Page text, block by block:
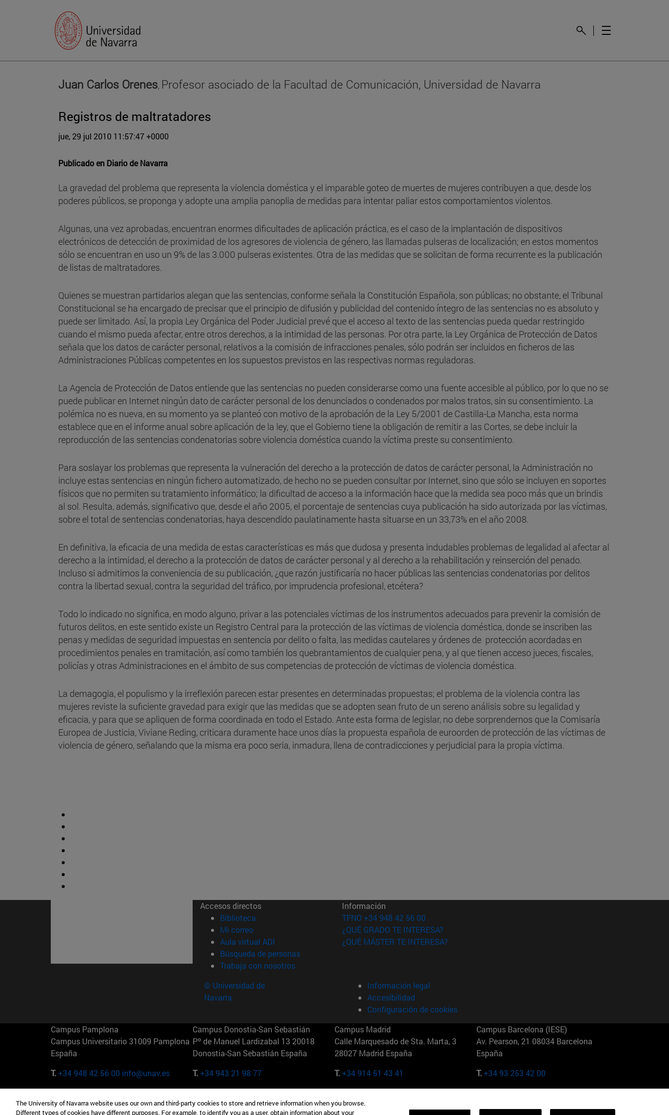
Juan Carlos Orenes, Profesor asociado de la Facultad de Comunicación, Universidad de Navarra
Registros de maltratadores
jue, 29 jul 2010 11:57:47 +0000
Publicado en Diario de Navarra
La gravedad del problema que representa la violencia doméstica y el imparable goteo de muertes de mujeres contribuyen a que, desde los
poderes públicos, se proponga y adopte una amplia panoplia de medidas para intentar paliar estos comportamientos violentos.
Algunas, una vez aprobadas, encuentran enormes dificultades de aplicación práctica, es el caso de la implantación de dispositivos
electrónicos de detección de proximidad de los agresores de violencia de género, las llamadas pulseras de localización; en estos momentos
sólo se encuentran en uso un 9% de las 3.000 pulseras existentes. Otra de las medidas que se solicitan de forma recurrente es la publicación
de listas de maltratadores.
Quienes se muestran partidarios alegan que las sentencias, conforme señala la Constitución Española, son públicas; no obstante, el Tribunal
Constitucional se ha encargado de precisar que el principio de difusión y publicidad del contenido íntegro de las sentencias no es absoluto y
puede ser limitado. Así, la propia Ley Orgánica del Poder Judicial prevé que el acceso al texto de las sentencias pueda quedar restringido
cuando el mismo pueda afectar, entre otros derechos, a la intimidad de las personas. Por otra parte, la Ley Orgánica de Protección de Datos
señala que los datos de carácter personal, relativos a la comisión de infracciones penales, sólo podrán ser incluidos en ficheros de las
Administraciones Públicas competentes en los supuestos previstos en las respectivas normas reguladoras.
La Agencia de Protección de Datos entiende que las sentencias no pueden considerarse como una fuente accesible al público, por lo que no se
puede publicar en Internet ningún dato de carácter personal de los denunciados o condenados por malos tratos, sin su consentimiento. La
polémica no es nueva, en su momento ya se planteó con motivo de la aprobación de la Ley 5/2001 de Castilla-La Mancha, esta norma
establece que en el informe anual sobre aplicación de la ley, que el Gobierno tiene la obligación de remitir a las Cortes, se debe incluir la
reproducción de las sentencias condenatorias sobre violencia doméstica cuando la víctima preste su consentimiento.
Para soslayar los problemas que representa la vulneración del derecho a la protección de datos de carácter personal, la Administración no
incluye estas sentencias en ningún fichero automatizado, de hecho no se pueden consultar por Internet, sino que sólo se incluyen en soportes
físicos que no permiten su tratamiento informático; la dificultad de acceso a la información hace que la medida sea poco más que un brindis
al sol. Resulta, además, significativo que, desde el año 2005, el porcentaje de sentencias cuya publicación ha sido autorizada por las víctimas,
sobre el total de sentencias condenatorias, haya descendido paulatinamente hasta situarse en un 33,73% en el año 2008.
En definitiva, la eficacia de una medida de estas características es más que dudosa y presenta indudables problemas de legalidad al afectar al
derecho a la intimidad, el derecho a la protección de datos de carácter personal y al derecho a la rehabilitación y reinserción del penado.
Incluso si admitimos la conveniencia de su publicación, ¿que razón justificaría no hacer públicas las sentencias condenatorias por delitos
contra la libertad sexual, contra la seguridad del tráfico, por imprudencia profesional, etcétera?
Todo lo indicado no significa, en modo alguno, privar a las potenciales víctimas de los instrumentos adecuados para prevenir la comisión de
futuros delitos, en este sentido existe un Registro Central para la protección de las víctimas de violencia doméstica, donde se inscriben las
penas y medidas de seguridad impuestas en sentencia por delito o falta, las medidas cautelares y órdenes de protección acordadas en
procedimientos penales en tramitación, así como también los quebrantamientos de cualquier pena, y al que tienen acceso jueces, fiscales,
policías y otras Administraciones en el ámbito de sus competencias de protección de víctimas de violencia doméstica.
La demagogia, el populismo y la irreflexión parecen estar presentes en determinadas propuestas; el problema de la violencia contra las
mujeres reviste la suficiente gravedad para exigir que las medidas que se adopten sean fruto de un sereno análisis sobre su legalidad y
eficacia, y para que se apliquen de forma coordinada en todo el Estado. Ante esta forma de legislar, no debe sorprendernos que la Comisaría
Europea de Justicia, Viviane Reding, criticara duramente hace unos días la propuesta española de euroorden de protección de las víctimas de
violencia de género, señalando que la misma era poco seria, inmadura, llena de contradicciones y perjudicial para la propia víctima.
Accesos directos
Biblioteca (abre en nueva ventana)
Mi correo(abre en nueva ventana)
Aula virtual ADI (abre en nueva ventana)
Búsqueda de personas(abre en nueva ventana)
Trabaja con nosotros(abre en nueva ventana)
Información
TFNO +34 948 42 56 00
¿QUÉ GRADO TE INTERESA?
¿QUÉ MÁSTER TE INTERESA?
© Universidad de
Navarra
Información legal
Accesibilidad
Configuración de cookies
Campus Pamplona
Campus Universitario 31009 Pamplona
España
T.+34 948 42 56 00 info@unav.es
Campus Donostia-San Sebastián
Pº de Manuel Lardizabal 13 20018
Donostia-San Sebastián España
T.+34 943 21 98 77
Campus Madrid
Calle Marquesado de Sta. Marta, 3
28027 Madrid España
T.+34 914 51 43 41
Campus Barcelona (IESE)
Av. Pearson, 21 08034 Barcelona
España
T.+34 93 253 42 00
Camino del Cerro Águila 3 28023
165 W 57th St 10019-2201 Nueva York Maria-Theresia-Straße 15 81675
The University of Navarra website uses our own and third-party cookies to store and retrieve information when you browse.
Different types of cookies have different purposes. For example, to identify you as a user, obtain information about your